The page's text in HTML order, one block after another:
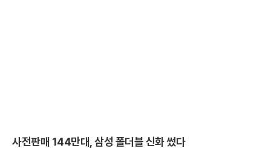
사전판매 144만대, 삼성 폴더블 신화 썼다